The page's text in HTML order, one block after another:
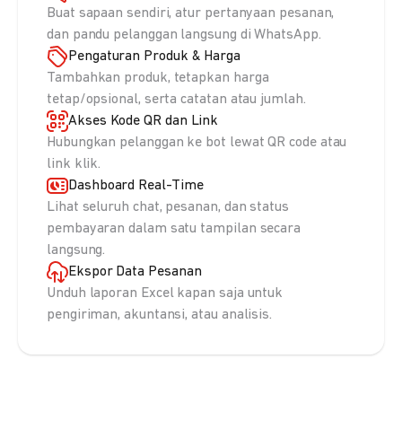
Buat sapaan sendiri, atur pertanyaan pesanan,
dan pandu pelanggan langsung di WhatsApp.
Pengaturan Produk & Harga
Tambahkan produk, tetapkan harga
tetap/opsional, serta catatan atau jumlah.
Akses Kode QR dan Link
Hubungkan pelanggan ke bot lewat QR code atau
link klik.
Dashboard Real-Time
Lihat seluruh chat, pesanan, dan status
pembayaran dalam satu tampilan secara
langsung.
Ekspor Data Pesanan
Unduh laporan Excel kapan saja untuk
pengiriman, akuntansi, atau analisis.